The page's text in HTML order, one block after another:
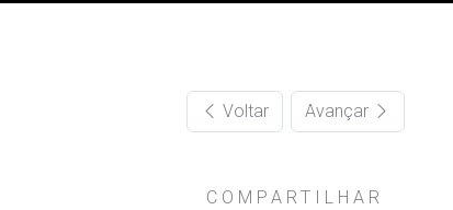
Voltar Avançar
COMPARTILHAR